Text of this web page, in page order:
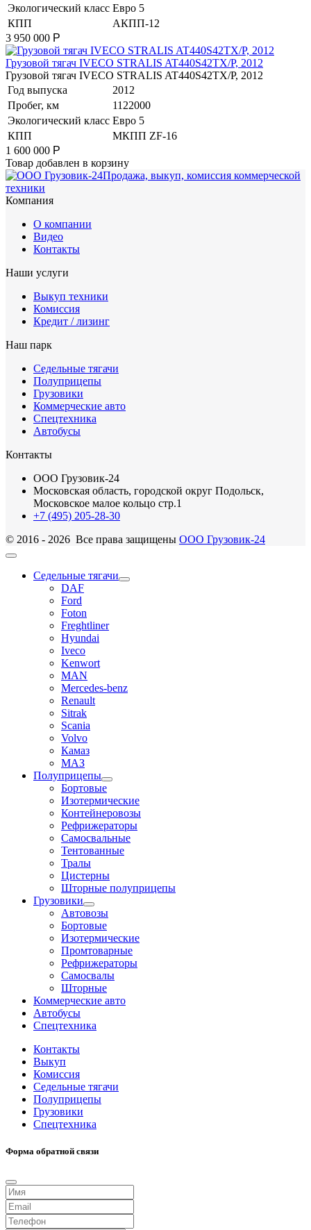
Экологический класс Евро 5
КПП
АКПП-12
3 950 000 Р
Грузовой тягач IVECO STRALIS AT440S42TX/P, 2012
Грузовой тягач IVECO STRALIS AT440S42TX/P, 2012
Год выпуска
2012
Пробег, км
1122000
Экологический класс Евро 5
КПП
МКПП ZF-16
1 600 000 Р
Товар добавлен в корзину
Продажа, выкуп, комиссия коммерческой
техники
Компания
О компании
Видео
Контакты
Наши услуги
Выкуп техники
Комиссия
Кредит / лизинг
Наш парк
Седельные тягачи
Полуприцепы
Грузовики
Коммерческие авто
Спецтехника
Автобусы
Контакты
ООО Грузовик-24
Московская область, городской округ Подольск,
Московское малое кольцо стр.1
+7 (495) 205-28-30
© 2016 - 2026 Все права защищены ООО Грузовик-24
Седельные тягачи
DAF
Ford
Foton
Freghtliner
Hyundai
Iveco
Kenwort
MAN
Mercedes-benz
Renault
Sitrak
Scania
Volvo
Камаз
МАЗ
Полуприцепы
Бортовые
Изотермические
Контейнеровозы
Рефрижераторы
Самосвальные
Тентованные
Тралы
Цистерны
Шторные полуприцепы
Грузовики
Автовозы
Бортовые
Изотермические
Промтоварные
Рефрижераторы
Самосвалы
Шторные
Коммерческие авто
Автобусы
Спецтехника
Контакты
Выкуп
Комиссия
Седельные тягачи
Полуприцепы
Грузовики
Спецтехника
Форма обратной связи